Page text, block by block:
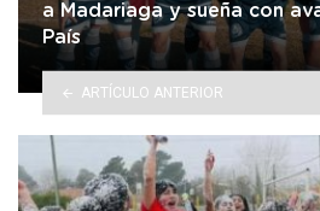
a Madariaga y sueña con
País
ARTÍCULO ANTERIOR